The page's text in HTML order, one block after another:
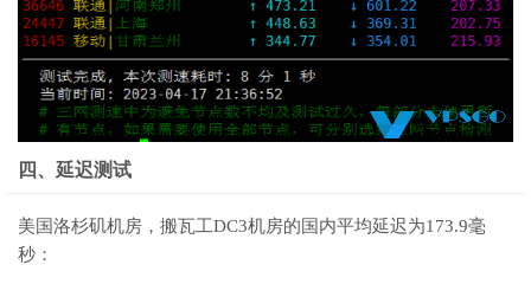
四、延迟测试
美国洛杉矶机房，搬瓦工DC3机房的国内平均延迟为173.9毫
秒：